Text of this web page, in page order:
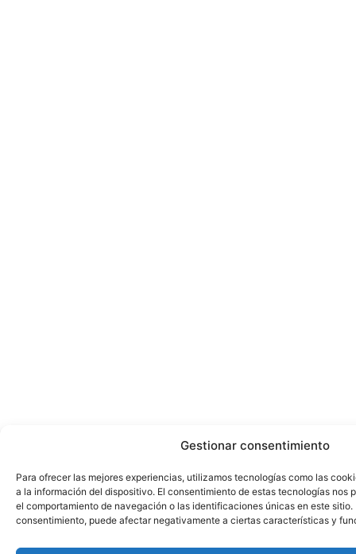
Gestionar consentimiento
Para ofrecer las mejores experiencias, utilizamos tecnologías como las
a la información del dispositivo. El consentimiento de estas tecnologías nos
el comportamiento de navegación o las identificaciones únicas en este
consentimiento, puede afectar negativamente a ciertas características y